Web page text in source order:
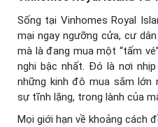
Sống tại Vinhomes Royal
mại ngay ngưỡng cửa, cư
mà là đang mua một “tấm
nghi bậc nhất. Đó là nơi
những kinh đô mua sắm lớn
sự tĩnh lặng, trong lành của
Mọi giới hạn về khoảng cách